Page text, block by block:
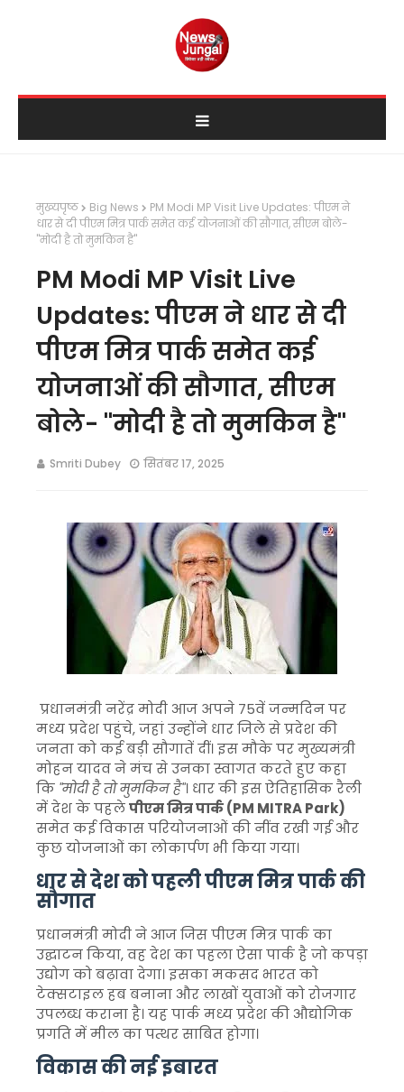
मुख्यपृष्ठ Big News
PM Modi MP Visit Live Updates: पीएम ने
धार से दी पीएम मित्र पार्क समेत कई योजनाओं की सौगात, सीएम बोले-
"मोदी है तो मुमकिन है"
PM Modi MP Visit Live
Updates: पीएम ने धार से दी
पीएम मित्र पार्क समेत कई
योजनाओं की सौगात, सीएम
बोले- "मोदी है तो मुमकिन है"
Smriti Dubey सितंबर 17, 2025
प्रधानमंत्री नरेंद्र मोदी आज अपने 75वें जन्मदिन पर
मध्य प्रदेश पहुंचे, जहां उन्होंने धार जिले से प्रदेश की
जनता को कई बड़ी सौगातें दीं। इस मौके पर मुख्यमंत्री
मोहन यादव ने मंच से उनका स्वागत करते हुए कहा
कि "मोदी है तो मुमकिन है"। धार की इस ऐतिहासिक रैली
में देश के पहलेपीएम मित्र पार्क (PM MITRA Park)
समेत कई विकास परियोजनाओं की नींव रखी गई और
कुछ योजनाओं का लोकार्पण भी किया गया।
धार से देश को पहली पीएम मित्र पार्क की
सौगात
प्रधानमंत्री मोदी ने आज जिस पीएम मित्र पार्क का
उद्घाटन किया, वह देश का पहला ऐसा पार्क है जो कपड़ा
उद्योग को बढ़ावा देगा। इसका मकसद भारत को
टेक्सटाइल हब बनाना और लाखों युवाओं को रोजगार
उपलब्ध कराना है। यह पार्क मध्य प्रदेश की औद्योगिक
प्रगति में मील का पत्थर साबित होगा।
विकास की नई इबारत